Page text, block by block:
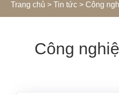
Trang chủ > Tin tức > Công
Công